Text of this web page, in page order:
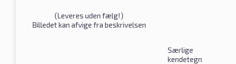
(Leveres uden fælg!)
Billedet kan afvige fra beskrivelsen
Særlige
kendetegn